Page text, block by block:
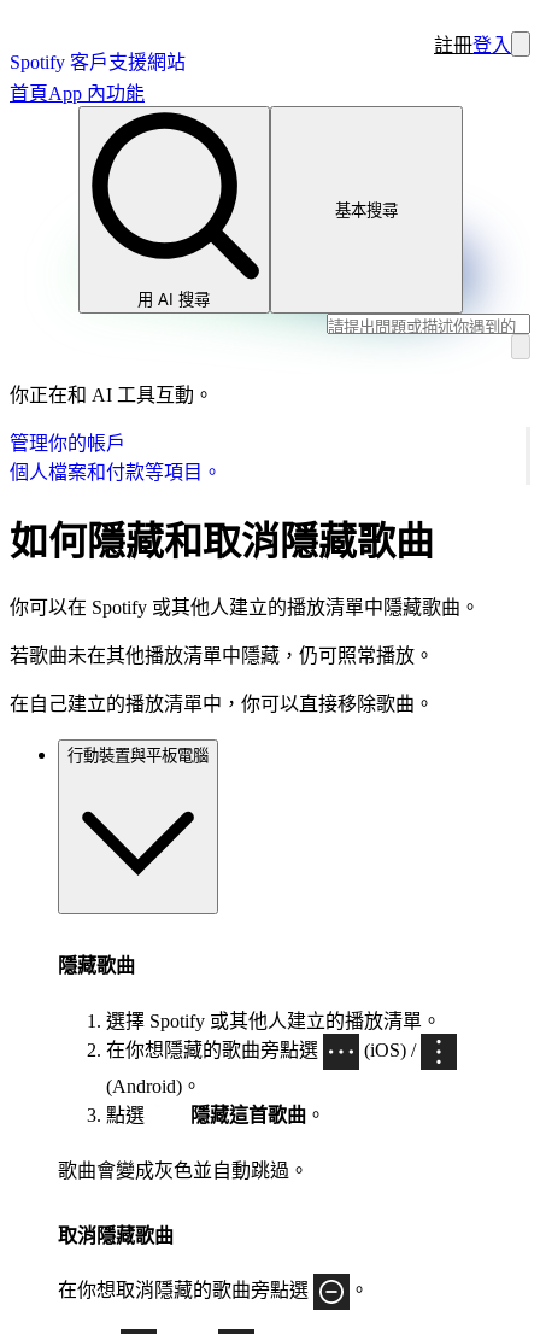
Spotify 客戶支援網站
註冊登入
首頁App 內功能
用 AI 搜尋
基本搜尋
你正在和 AI 工具互動。
管理你的帳戶
個人檔案和付款等項目。
如何隱藏和取消隱藏歌曲
你可以在 Spotify 或其他人建立的播放清單中隱藏歌曲。
若歌曲未在其他播放清單中隱藏，仍可照常播放。
在自己建立的播放清單中，你可以直接移除歌曲。
行動裝置與平板電腦
隱藏歌曲
選擇 Spotify 或其他人建立的播放清單。
在你想隱藏的歌曲旁點選
(iOS) /
(Android)。
點選
隱藏這首歌曲 。
歌曲會變成灰色並自動跳過。
取消隱藏歌曲
在你想取消隱藏的歌曲旁點選 。